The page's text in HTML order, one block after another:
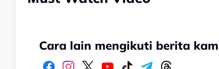
Cara lain mengikuti berita